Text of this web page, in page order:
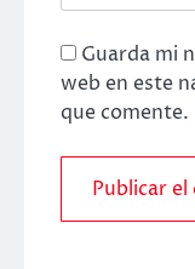
Guarda mi
web en este
que comente.